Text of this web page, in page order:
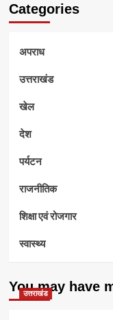
Categories
अपराध
उत्तराखंड
खेल
देश
पर्यटन
राजनीतिक
शिक्षा एवं रोजगार
स्वास्थ्य
You may have
उत्तराखंड